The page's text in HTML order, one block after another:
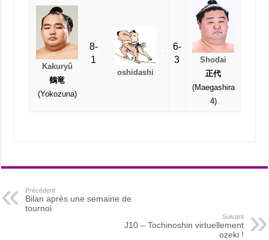
Kakuryû
鶴竜
(Yokozuna)
8-
1
oshidashi
6-
3
Shodai
正代
(Maegashira
4)
Précédent
Bilan après une semaine de
tournoi
Suivant
J10 – Tochinoshin virtuellement
ozeki !